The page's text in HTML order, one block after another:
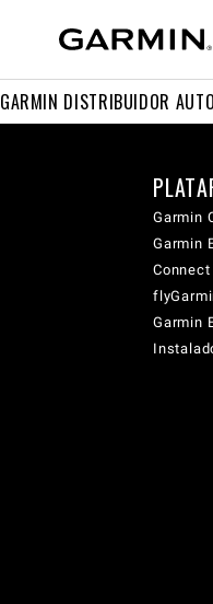
GARMIN DISTRIBUIDOR
Garmin
Garmin
Connect
Garmin